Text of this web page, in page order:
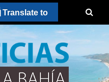
Translate to